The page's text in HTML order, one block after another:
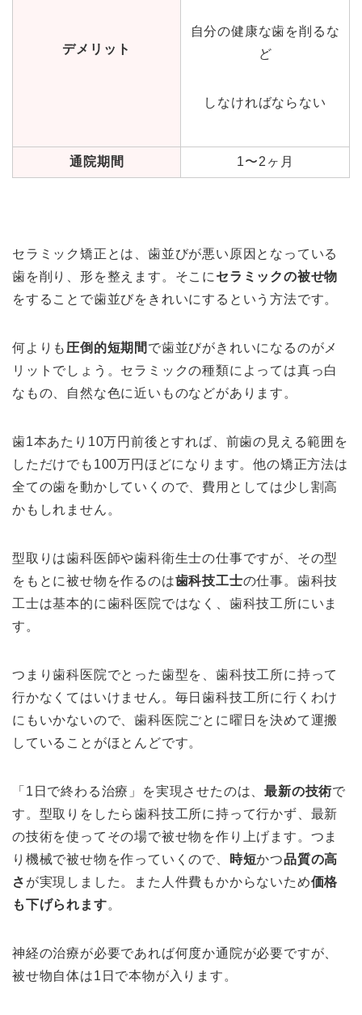
デメリット
自分の健康な歯を削るな
ど
しなければならない
通院期間 1〜2ヶ月
セラミック矯正とは、歯並びが悪い原因となっている
歯を削り、形を整えます。そこに セラミックの被せ物
をすることで歯並びをきれいにするという方法です。
何よりも 圧倒的短期間 で歯並びがきれいになるのがメ
リットでしょう。セラミックの種類によっては真っ白
なもの、自然な色に近いものなどがあります。
歯1本あたり10万円前後とすれば、前歯の見える範囲を
しただけでも100万円ほどになります。他の矯正方法は
全ての歯を動かしていくので、費用としては少し割高
かもしれません。
型取りは歯科医師や歯科衛生士の仕事ですが、その型
をもとに被せ物を作るのは歯科技工士の仕事。歯科技
工士は基本的に歯科医院ではなく、歯科技工所にいま
す。
つまり歯科医院でとった歯型を、歯科技工所に持って
行かなくてはいけません。毎日歯科技工所に行くわけ
にもいかないので、歯科医院ごとに曜日を決めて運搬
していることがほとんどです。
「1日で終わる治療」を実現させたのは、最新の技術で
す。型取りをしたら歯科技工所に持って行かず、最新
の技術を使ってその場で被せ物を作り上げます。つま
り機械で被せ物を作っていくので、
時短かつ品質の高
さ が実現しました。また人件費もかからないため価格
も下げられます。
神経の治療が必要であれば何度か通院が必要ですが、
被せ物自体は1日で本物が入ります。